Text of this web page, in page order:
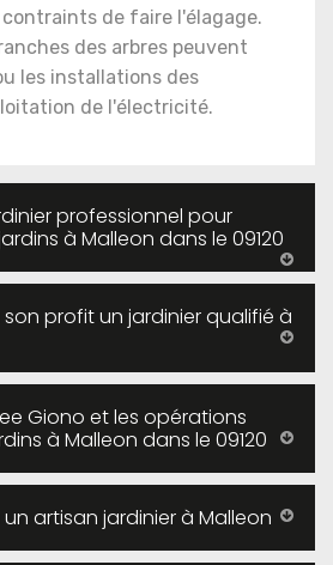
de faire l'élagage.
des arbres peuvent
les installations des
de l'électricité.
professionnel pour
à Malleon dans le 09120
profit un jardinier qualifié à
Giono et les opérations
à Malleon dans le 09120
artisan jardinier à Malleon